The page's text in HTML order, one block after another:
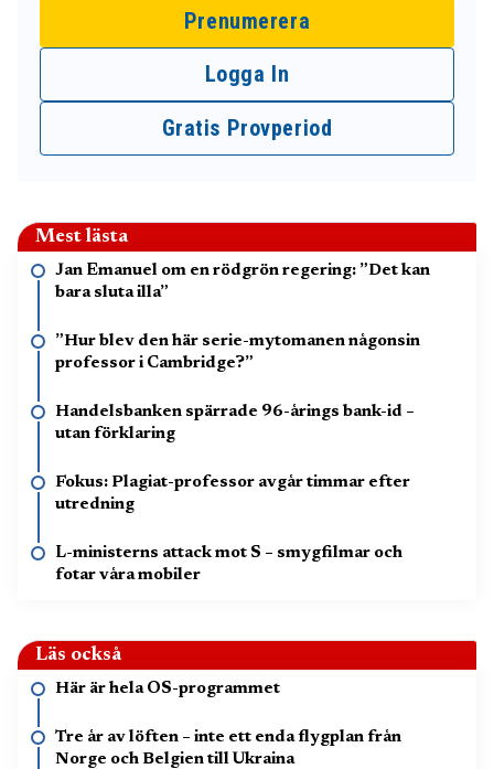
Prenumerera
Logga In
Gratis Provperiod
Mest lästa
Jan Emanuel om en rödgrön regering: ”Det kan
bara sluta illa”
”Hur blev den här serie-mytomanen någonsin
professor i Cambridge?”
Handelsbanken spärrade 96-årings bank-id –
utan förklaring
Fokus: Plagiat-professor avgår timmar efter
utredning
L-ministerns attack mot S – smygfilmar och
fotar våra mobiler
Läs också
Här är hela OS-programmet
Tre år av löften – inte ett enda flygplan från
Norge och Belgien till Ukraina